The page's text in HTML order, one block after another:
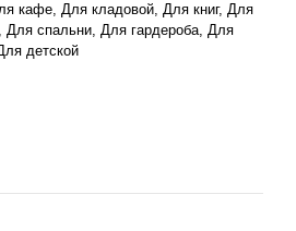
кафе, Для кладовой, Для книг, Для
спальни, Для гардероба, Для
детской